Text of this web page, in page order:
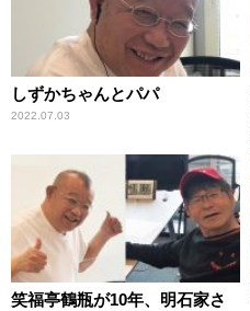
しずかちゃんとパパ
2022.07.03
笑福亭鶴瓶が10年、明石家さ